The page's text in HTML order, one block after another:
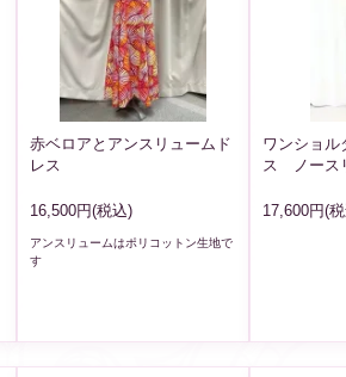
赤ベロアとアンスリュームド
レス
16,500円(税込)
アンスリュームはポリコットン生地で
す
ワンショ
ス ノース
17,600円(